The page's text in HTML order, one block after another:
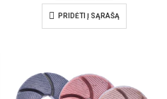
PRIDĖTI Į SĄRAŠĄ